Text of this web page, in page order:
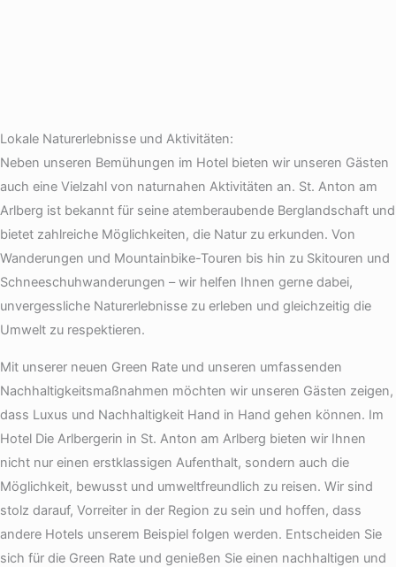
Lokale Naturerlebnisse und Aktivitäten:
Neben unseren Bemühungen im Hotel bieten wir unseren Gästen
auch eine Vielzahl von naturnahen Aktivitäten an. St. Anton am
Arlberg ist bekannt für seine atemberaubende Berglandschaft und
bietet zahlreiche Möglichkeiten, die Natur zu erkunden. Von
Wanderungen und Mountainbike-Touren bis hin zu Skitouren und
Schneeschuhwanderungen – wir helfen Ihnen gerne dabei,
unvergessliche Naturerlebnisse zu erleben und gleichzeitig die
Umwelt zu respektieren.
Mit unserer neuen Green Rate und unseren umfassenden
Nachhaltigkeitsmaßnahmen möchten wir unseren Gästen zeigen,
dass Luxus und Nachhaltigkeit Hand in Hand gehen können. Im
Hotel Die Arlbergerin in St. Anton am Arlberg bieten wir Ihnen
nicht nur einen erstklassigen Aufenthalt, sondern auch die
Möglichkeit, bewusst und umweltfreundlich zu reisen. Wir sind
stolz darauf, Vorreiter in der Region zu sein und hoffen, dass
andere Hotels unserem Beispiel folgen werden. Entscheiden Sie
sich für die Green Rate und genießen Sie einen nachhaltigen und